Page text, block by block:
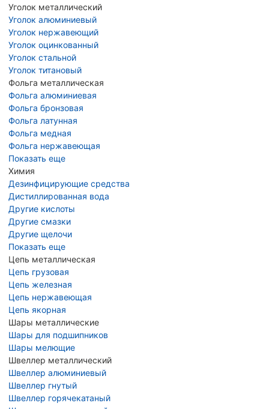
Уголок металлический
Уголок алюминиевый
Уголок нержавеющий
Уголок оцинкованный
Уголок стальной
Уголок титановый
Фольга металлическая
Фольга алюминиевая
Фольга бронзовая
Фольга латунная
Фольга медная
Фольга нержавеющая
Показать еще
Химия
Дезинфицирующие средства
Дистиллированная вода
Другие кислоты
Другие смазки
Другие щелочи
Показать еще
Цепь металлическая
Цепь грузовая
Цепь железная
Цепь нержавеющая
Цепь якорная
Шары металлические
Шары для подшипников
Шары мелющие
Швеллер металлический
Швеллер алюминиевый
Швеллер гнутый
Швеллер горячекатаный